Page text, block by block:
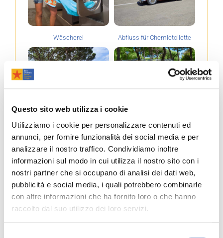
Questo sito web utilizza i cookie
Utilizziamo i cookie per personalizzare contenuti ed
annunci, per fornire funzionalità dei social media e per
analizzare il nostro traffico. Condividiamo inoltre
informazioni sul modo in cui utilizza il nostro sito con i
nostri partner che si occupano di analisi dei dati web,
pubblicità e social media, i quali potrebbero combinarle
con altre informazioni che ha fornito loro o che hanno
raccolto dal suo utilizzo dei loro servizi.
Wäscherei Abfluss für Chemietoilette
Spielplatz Abfluss für Chemietoilette